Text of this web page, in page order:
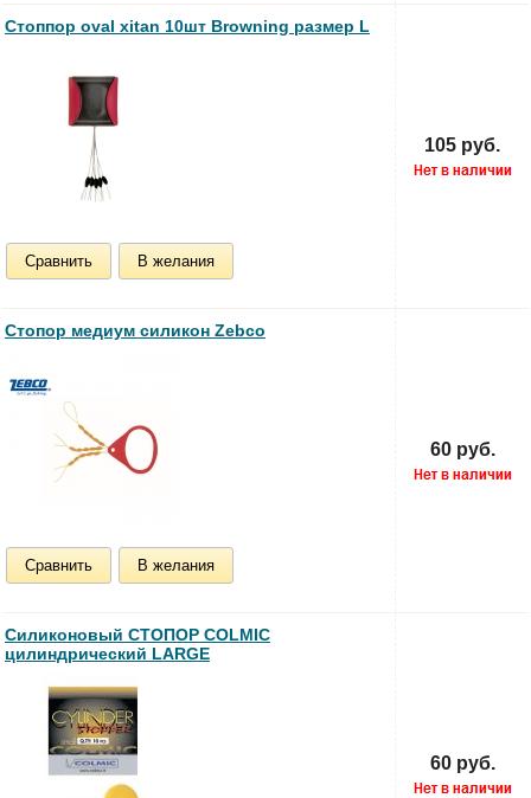
Стоппор oval xitan 10шт Browning размер L
Сравнить В желания
105 руб.
Стопор медиум силикон Zebco
Сравнить В желания
60 руб.
Силиконовый СТОПОР COLMIC
цилиндрический LARGE
60 руб.